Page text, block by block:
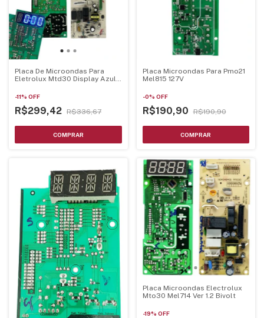
Placa De Microondas Para
Eletrolux Mtd30 Display Azul
-11% OFF
R$299,42 R$336,67
Placa Microondas Para Pmo21
Mel815 127V
-0% OFF
R$190,90 R$190,90
Placa Microondas Electrolux
Mto30 Mel714 Ver 1.2 Bivolt
-19% OFF